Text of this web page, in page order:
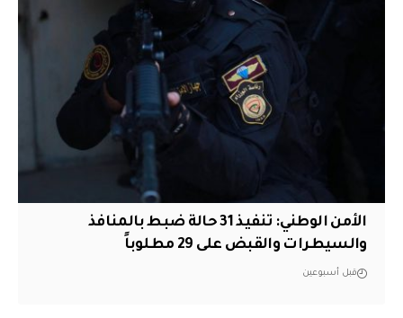
الأمن الوطني: تنفيذ 31 حالة ضبط بالمنافذ
والسيطرات والقبض على 29 مطلوباً
قبل أسبوعين